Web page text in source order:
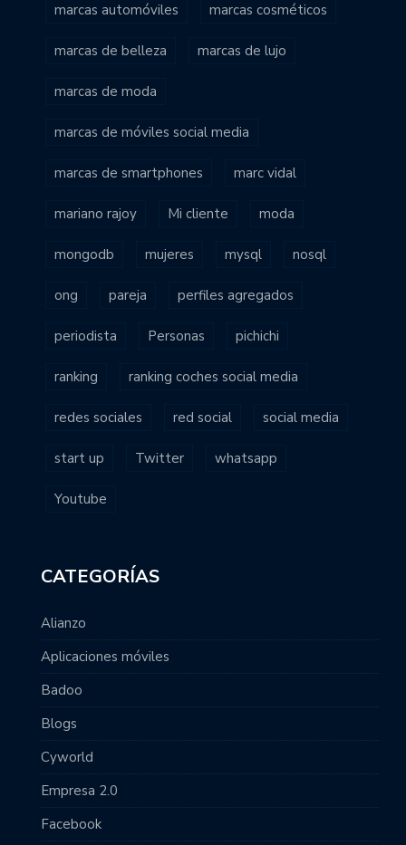
marcas automóviles marcas cosméticos
marcas de belleza marcas de lujo
marcas de moda
marcas de móviles social media
marcas de smartphones marc vidal
mariano rajoy Mi cliente moda
mongodb mujeres mysql nosql
ong pareja perfiles agregados
periodista Personas pichichi
ranking ranking coches social media
redes sociales red social social media
start up Twitter whatsapp
Youtube
CATEGORÍAS
Alianzo
Aplicaciones móviles
Badoo
Blogs
Cyworld
Empresa 2.0
Facebook